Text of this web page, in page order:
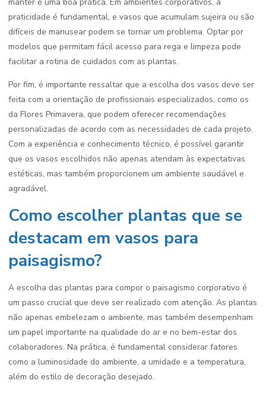
praticidade é fundamental, e vasos que acumulam sujeira ou são
difíceis de manusear podem se tornar um problema. Optar por
modelos que permitam fácil acesso para rega e limpeza pode
facilitar a rotina de cuidados com as plantas.
Por fim, é importante ressaltar que a escolha dos vasos deve ser
feita com a orientação de profissionais especializados, como os
da Flores Primavera, que podem oferecer recomendações
personalizadas de acordo com as necessidades de cada projeto.
Com a experiência e conhecimento técnico, é possível garantir
que os vasos escolhidos não apenas atendam às expectativas
estéticas, mas também proporcionem um ambiente saudável e
agradável.
Como escolher plantas que se
destacam em vasos para
paisagismo?
A escolha das plantas para compor o paisagismo corporativo é
um passo crucial que deve ser realizado com atenção. As plantas
não apenas embelezam o ambiente, mas também desempenham
um papel importante na qualidade do ar e no bem-estar dos
colaboradores. Na prática, é fundamental considerar fatores
como a luminosidade do ambiente, a umidade e a temperatura,
além do estilo de decoração desejado.